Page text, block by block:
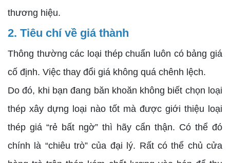
thương hiệu.
2. Tiêu chí về giá thành
Thông thường các loại thép chuẩn luôn có bảng giá
cố định. Việc thay đổi giá không quá chênh lệch.
Do đó, khi bạn đang băn khoăn không biết chọn loại
thép xây dựng loại nào tốt mà được giới thiệu loại
thép giá “rẻ bất ngờ” thì hãy cẩn thận. Có thể đó
chính là “chiêu trò” của đại lý. Rất có thể chủ cửa